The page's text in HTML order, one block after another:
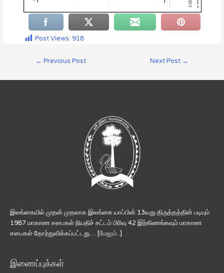
Post Views: 918
← Previous Post Next Post →
இலங்கையில் முதன் முதலாக இலங்கை யாப்பின் 13வது திருத்தத்தின் படியும்
1987 மாகாண சபைகள் நியதிச் சட்டம் பிரிவு 42 இற்கிணங்கவும் மாகாண
சபைகள் தோற்றுவிக்கப்பட்டது… [மேலும்..]
இணைப்புக்கள்